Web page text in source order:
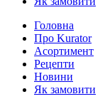
Головна
Про Kurator
Асортимент
Рецепти
Новини
Як замовити